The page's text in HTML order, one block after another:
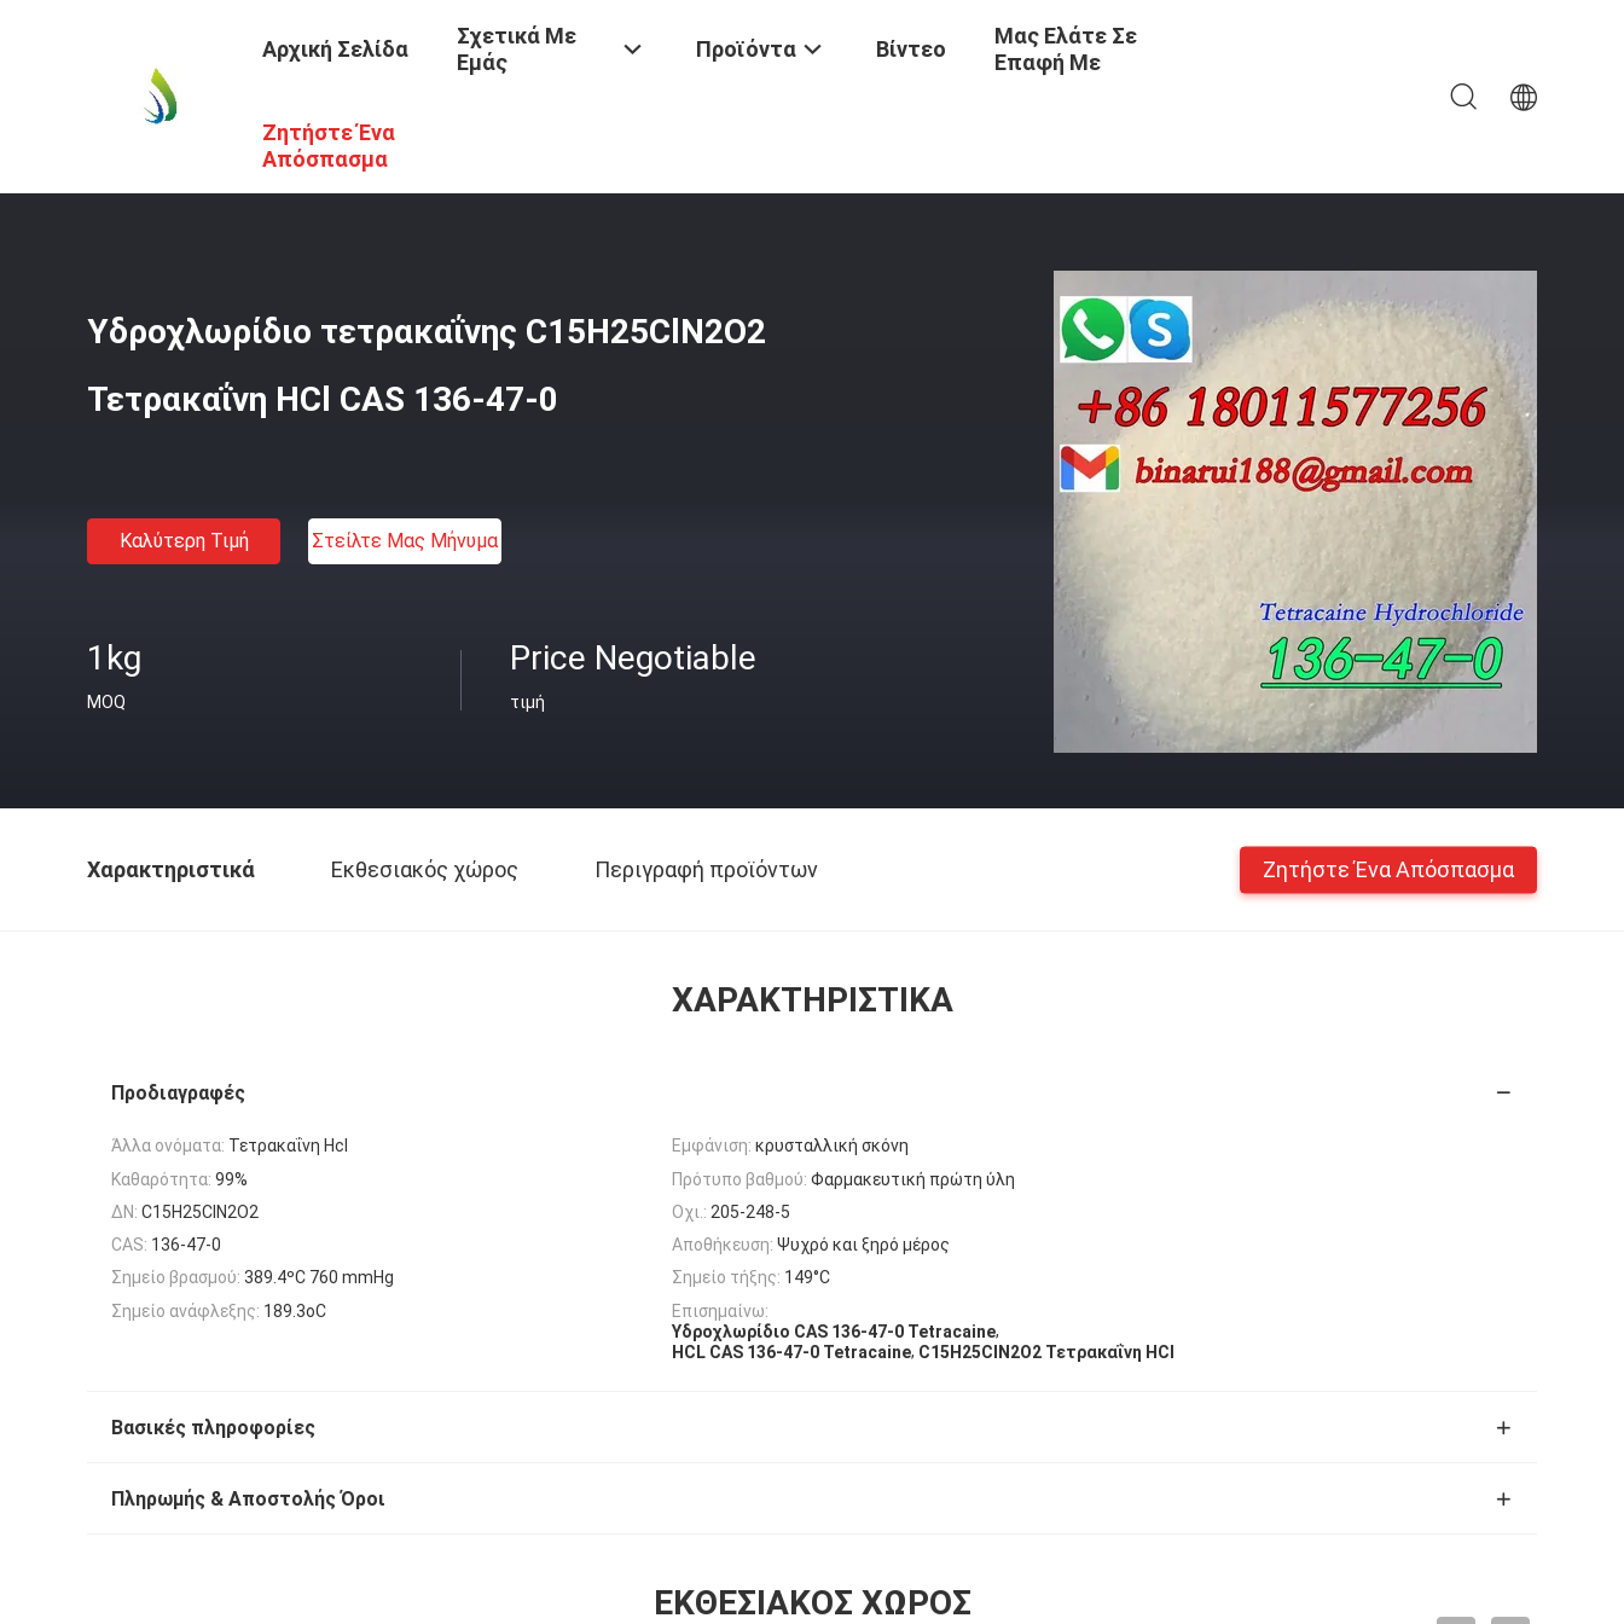
Αρχική Σελίδα
Σχετικά Με
Εμάς
Προϊόντα Βίντεο
Μας Ελάτε Σε
Επαφή Με
Ζητήστε Ένα
Απόσπασμα
Προϊόντα / Βασικά Οργανικά Χημικά
Υδροχλωρίδιο τετρακαΐνης C15H25ClN2O2
Τετρακαΐνη HCl CAS 136-47-0
Καλύτερη Τιμή Στείλτε Μας Μήνυμα
1kg
MOQ
Price Negotiable
τιμή
Χαρακτηριστικά Εκθεσιακός χώρος Περιγραφή προϊόντων Ζητήστε Ένα Απόσπασμα
ΧΑΡΑΚΤΗΡΙΣΤΙΚΆ
Προδιαγραφές
Άλλα ονόματα: Τετρακαΐνη Hcl Εμφάνιση: κρυσταλλική σκόνη
Καθαρότητα: 99% Πρότυπο βαθμού: Φαρμακευτική πρώτη ύλη
ΔΝ: C15H25ClN2O2 Οχι.: 205-248-5
CAS: 136-47-0 Αποθήκευση: Ψυχρό και ξηρό μέρος
Σημείο βρασμού: 389.4ºC 760 mmHg Σημείο τήξης: 149°C
Σημείο ανάφλεξης: 189.3oC
Επισημαίνω:
Υδροχλωρίδιο CAS 136-47-0 Tetracaine,
HCL CAS 136-47-0 Tetracaine, C15H25ClN2O2 Τετρακαΐνη HCl
Βασικές πληροφορίες
Πληρωμής & Αποστολής Όροι
ΕΚΘΕΣΙΑΚΌΣ ΧΏΡΟΣ